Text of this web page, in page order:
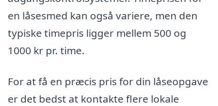
en låsesmed kan også variere, men den
typiske timepris ligger mellem 500 og
1000 kr pr. time.
For at få en præcis pris for din låseopgave
er det bedst at kontakte flere lokale